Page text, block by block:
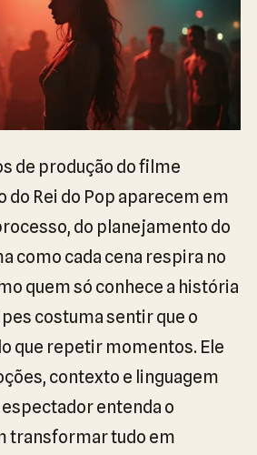
de produção do filme
do Rei do Pop aparecem em
do planejamento do
como cada cena respira no
quem só conhece a história
costuma sentir que o
que repetir momentos. Ele
contexto e linguagem
espectador entenda o
transformar tudo em